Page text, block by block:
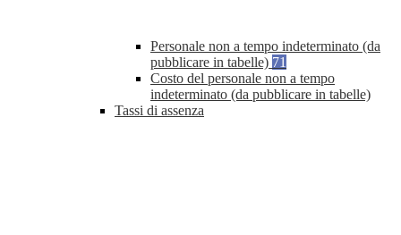
Personale non a tempo indeterminato (da
pubblicare in tabelle) 71
Costo del personale non a tempo
indeterminato (da pubblicare in tabelle)
Tassi di assenza